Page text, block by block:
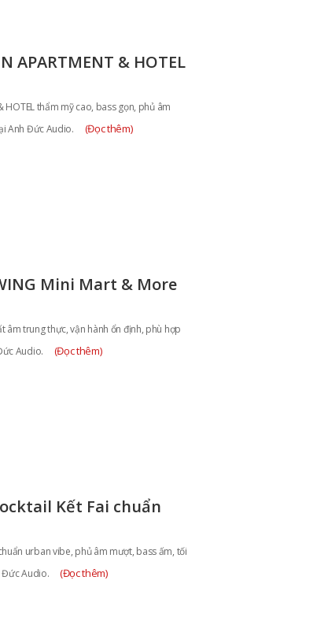
APARTMENT & HOTEL
HOTEL thẩm mỹ cao, bass gọn, phủ âm
Anh Đức Audio.
(Đọc thêm)
Mini Mart & More
âm trung thực, vận hành ổn định, phù hợp
Audio.
(Đọc thêm)
Kết Fai chuẩn
urban vibe, phủ âm mượt, bass ấm, tối
Đức Audio.
(Đọc thêm)